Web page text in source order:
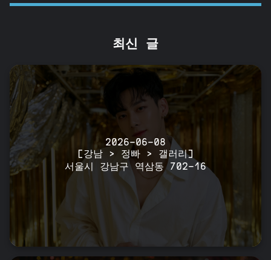
최신 글
2026-06-08
[강남 > 정빠 > 갤러리]
서울시 강남구 역삼동 702-16